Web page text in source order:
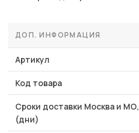
ДОП. ИНФОРМАЦИЯ
Артикул
Код товара
Сроки доставки Москва и МО,
(дни)